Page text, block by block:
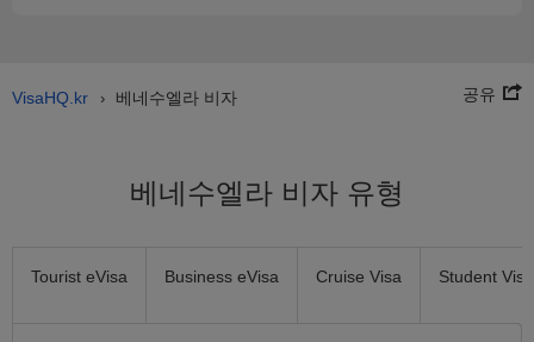
VisaHQ.kr › 베네수엘라 비자 공유
베네수엘라 비자 유형
Tourist eVisa Business eVisa Cruise Visa Student Visa